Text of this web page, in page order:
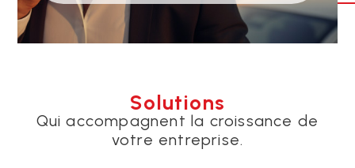
Solutions
Qui accompagnent la croissance de
votre entreprise.